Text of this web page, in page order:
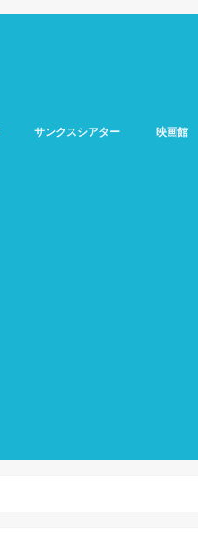
サンクスシアター 映画館